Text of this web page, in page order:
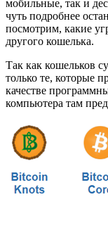
мобильные, так и
чуть подробнее
посмотрим, какие
другого кошелька.
Так как кошельков
только те, которые
качестве
компьютера там